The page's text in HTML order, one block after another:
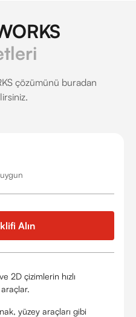
çözümünü buradan
Alın
2D çizimlerin hızlı
yüzey araçları gibi